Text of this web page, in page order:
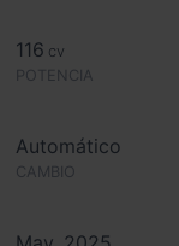
116 cv
POTENCIA
CAMBIO
Automático